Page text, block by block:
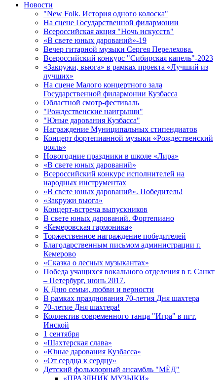
Новости
"New Folk. История одного колоска"
На сцене Государственной филармонии
Всероссийская акция "Ночь искусств"
«В свете юных дарований»-19
Вечер гитарной музыки Сергея Перелехова.
Всероссийский конкурс "Сибирская капель"-2023
«Закружи, вьюга» в рамках проекта «Лучший из
лучших»
На сцене Малого концертного зала
Государственной филармонии Кузбасса
Областной смотр-фестиваль
"Рождественские наигрыши"
"Юные дарования Кузбасса"
Награждение Муниципальных стипендиатов
Концерт фортепианной музыки «Рождественский
рояль»
Новогодние праздники в школе «Лира»
«В свете юных дарований»
Всероссийский конкурс исполнителей на
народных инструментах
«В свете юных дарований». Победитель!
«Закружи вьюга»
Концерт-встреча выпускников
В свете юных дарований. Фортепиано
«Кемеровская гармоника»
Торжественное награждение победителей
Благодарственным письмом администрации г.
Кемерово
«Сказка о лесных музыкантах»
Победа учащихся вокального отделения в г. Санкт
– Петербург, июнь 2017.
К Дню семьи, любви и верности
В рамках празднования 70-летия Дня шахтера
70-летие Дня шахтера!
Коллектив современного танца "Игра" в пгт.
Инской
1 сентября
«Шахтерская слава»
«Юные дарования Кузбасса»
«От сердца к сердцу»
Детский фольклорный ансамбль "МЁД"